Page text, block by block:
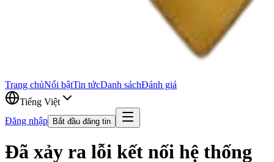
Trang chủNổi bậtTin tứcDanh sáchĐánh giá
Tiếng Việt
Đăng nhập
Bắt đầu đăng tin
Đã xảy ra lỗi kết nối hệ thống